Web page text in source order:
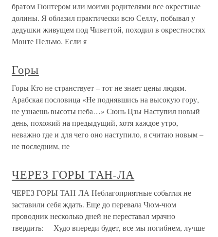
Горы, байдарка, горы Прощаться нелегко Ничего нет на
свете прекрасней дороги. Не жалей ни о чем, что легло
позади. Всеволод Рождественский Горы не отпускают так
легко ? ведь это стержень всей жизни Виталия. Он
лагеря,
Горы, горы...
Горы, горы... Бросить бы эти степи, умчаться в синие
горы. Расул Гамзатов 1981 год. 75-летие Виталий
празднует в родном Красноярске, память о родине не
ушла.Повидать еще раз горы! Наверное мог бы он
но ходить на горы
ГЛАВА ТРЕТЬЯ ЧЕРЕЗ ГОРЫ
ГЛАВА ТРЕТЬЯ ЧЕРЕЗ ГОРЫ Пес был непонятной, но
явно неблагородной породы. Звали его Риста. Еще в те